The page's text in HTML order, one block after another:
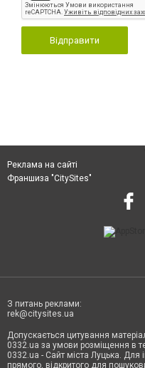
Відправити
Реклама на сайті
Франшиза "CitySites"
З питань реклами:
rek@citysites.ua
Допускається цитування
0332.ua за умови розміщення в
0332.ua - Сайт міста Луцька. Для
прямого, відкритого для